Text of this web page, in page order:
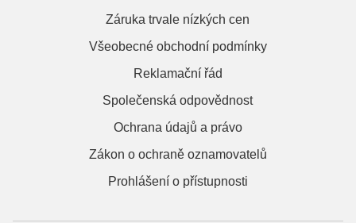
Záruka trvale nízkých cen
Všeobecné obchodní podmínky
Reklamační řád
Společenská odpovědnost
Ochrana údajů a právo
Zákon o ochraně oznamovatelů
Prohlášení o přístupnosti